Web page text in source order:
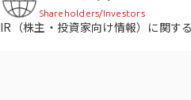
Shareholders/Investors
IR（株主・投資家向け情報）に関す